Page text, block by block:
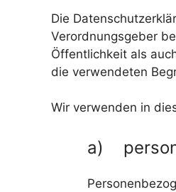
Die
Verordnungsgeber
Öffentlichkeit als
die verwendeten
Wir verwenden in
a)